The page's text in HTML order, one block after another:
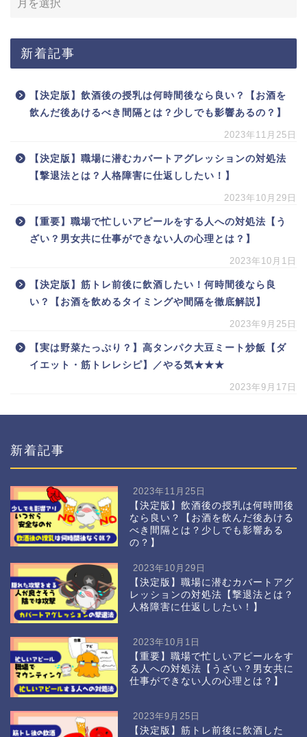
新着記事
【決定版】飲酒後の授乳は何時間後なら良い？【お酒を
飲んだ後あけるべき間隔とは？少しでも影響あるの？】
2023年11月25日
【決定版】職場に潜むカバートアグレッションの対処法
【撃退法とは？人格障害に仕返ししたい！】
2023年10月29日
【重要】職場で忙しいアピールをする人への対処法【う
ざい？男女共に仕事ができない人の心理とは？】
2023年10月1日
【決定版】筋トレ前後に飲酒したい！何時間後なら良
い？【お酒を飲めるタイミングや間隔を徹底解説】
2023年9月25日
【実は野菜たっぷり？】高タンパク大豆ミート炒飯【ダ
イエット・筋トレレシピ】／やる気★★★
2023年9月17日
新着記事
2023年11月25日
【決定版】飲酒後の授乳は何時間後
なら良い？【お酒を飲んだ後あける
べき間隔とは？少しでも影響ある
の？】
2023年10月29日
【決定版】職場に潜むカバートアグ
レッションの対処法【撃退法とは？
人格障害に仕返ししたい！】
2023年10月1日
【重要】職場で忙しいアピールをす
る人への対処法【うざい？男女共に
仕事ができない人の心理とは？】
2023年9月25日
【決定版】筋トレ前後に飲酒した